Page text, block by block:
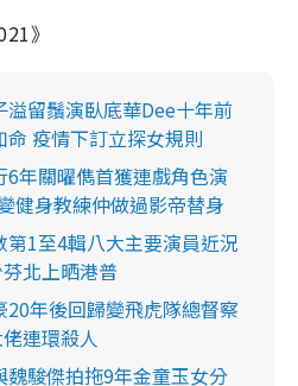
》
溢留鬚演臥底華Dee十年前
疫情下訂立探女規則
6年關曜儁首獲連戲角色演
健身教練仲做過影帝替身
第1至4輯八大主要演員近況
北上晒港普
20年後回歸變飛虎隊總督察
連環殺人
魏駿傑拍拖9年金童玉女分